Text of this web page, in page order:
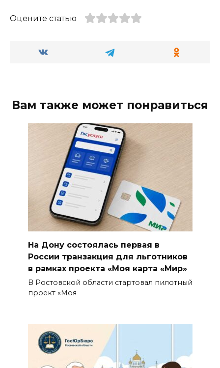
Оцените статью
Вам также может понравиться
На Дону состоялась первая в
России транзакция для льготников
в рамках проекта «Моя карта «Мир»
В Ростовской области стартовал пилотный
проект «Моя